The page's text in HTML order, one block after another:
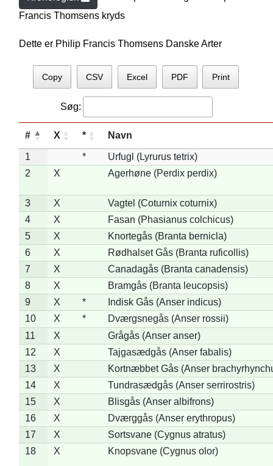
Francis Thomsens kryds
Dette er Philip Francis Thomsens Danske Arter
Copy CSV Excel PDF Print
Søg:
# X * Navn
1 *
Urfugl (Lyrurus tetrix)
2
X Agerhøne (Perdix perdix)
3 X
Vagtel (Coturnix coturnix)
4
X
Fasan (Phasianus colchicus)
5
X
Knortegås (Branta bernicla)
6
X
Rødhalset Gås (Branta ruficollis)
7
X
Canadagås (Branta canadensis)
8
X
Bramgås (Branta leucopsis)
9
X *
Indisk Gås (Anser indicus)
10
X *
Dværgsnegås (Anser rossii)
11
X
Grågås (Anser anser)
12
X
Tajgasædgås (Anser fabalis)
13
X
Kortnæbbet Gås (Anser
14
X
Tundrasædgås (Anser serrirostris)
15
X
Blisgås (Anser albifrons)
16
X
Dværggås (Anser erythropus)
17
X
Sortsvane (Cygnus atratus)
18
X Knopsvane (Cygnus olor)